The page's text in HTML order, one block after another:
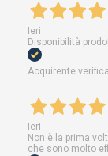
Ieri
Disponibilità
Acquirente
Ieri
Non è la prima
che sono molto